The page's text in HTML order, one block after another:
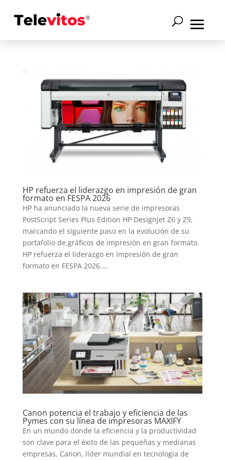
HP refuerza el liderazgo en impresión de gran
formato en FESPA 2026
HP ha anunciado la nueva serie de impresoras
PostScript Series Plus Edition HP DesignJet Z6 y Z9,
marcando el siguiente paso en la evolución de su
portafolio de gráficos de impresión en gran formato.
HP refuerza el liderazgo en impresión de gran
formato en FESPA 2026....
Canon potencia el trabajo y eficiencia de las
Pymes con su línea de impresoras MAXIFY
En un mundo donde la eficiencia y la productividad
son clave para el éxito de las pequeñas y medianas
empresas, Canon, líder mundial en tecnología de